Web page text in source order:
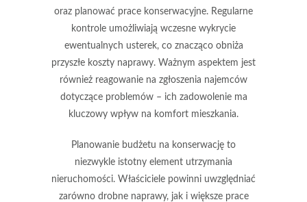
oraz planować prace konserwacyjne. Regularne
kontrole umożliwiają wczesne wykrycie
ewentualnych usterek, co znacząco obniża
przyszłe koszty naprawy. Ważnym aspektem jest
również reagowanie na zgłoszenia najemców
dotyczące problemów – ich zadowolenie ma
kluczowy wpływ na komfort mieszkania.
Planowanie budżetu na konserwację to
niezwykle istotny element utrzymania
nieruchomości. Właściciele powinni uwzględniać
zarówno drobne naprawy, jak i większe prace